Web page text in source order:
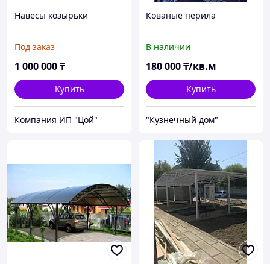
Навесы козырьки
Под заказ
1 000 000₸
Купить
Компания ИП "Цой"
Кованые перила
В наличии
180 000₸/кв.м
Купить
"Кузнечный дом"